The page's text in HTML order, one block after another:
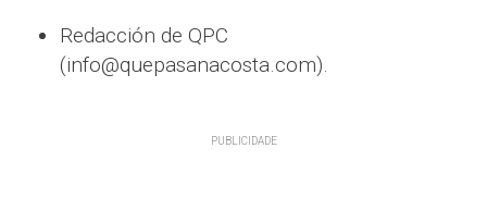
Redacción de QPC
(info@quepasanacosta.com).